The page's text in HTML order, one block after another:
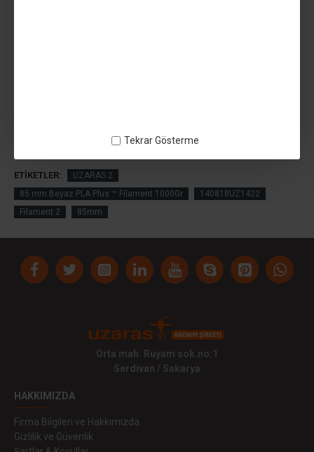
Tekrar Gösterme
ETIKETLER:
UZARAS 2
85 mm Beyaz PLA Plus ™ Filament 1000Gr
140818UZ1422
Filament 2
85mm
Orta mah. Ruyam sok.no:1
Serdivan / Sakarya
HAKKIMIZDA
Firma Bilgileri ve Hakkımızda
Gizlilik ve Güvenlik